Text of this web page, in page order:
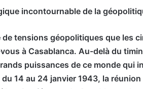
incontournable de la
de tensions géopolitiques que les
à Casablanca. Au-delà du
puissances de ce monde qui
du 14 au 24 janvier 1943, la